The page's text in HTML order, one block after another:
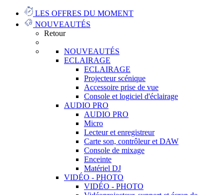
LES OFFRES DU MOMENT
NOUVEAUTÉS
Retour
NOUVEAUTÉS
ECLAIRAGE
ECLAIRAGE
Projecteur scénique
Accessoire prise de vue
Console et logiciel d'éclairage
AUDIO PRO
AUDIO PRO
Micro
Lecteur et enregistreur
Carte son, contrôleur et DAW
Console de mixage
Enceinte
Matériel DJ
VIDÉO - PHOTO
VIDÉO - PHOTO